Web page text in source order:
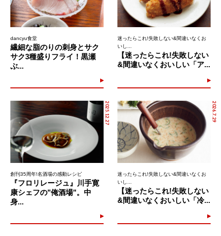
dancyu食堂
繊細な脂のりの刺身とサク
サク3種盛りフライ！黒瀬
ぶ...
迷ったらこれ!失敗しない&間違いなくお
いし...
【迷ったらこれ!失敗しない
&間違いなくおいしい「ア...
2025.12.27
創刊35周年!名酒場の感動レシピ
『フロリレージュ』川手寛
康シェフの"俺酒場"。中
身...
2026.7.29
迷ったらこれ!失敗しない&間違いなくお
いし...
【迷ったらこれ!失敗しない
&間違いなくおいしい「冷...